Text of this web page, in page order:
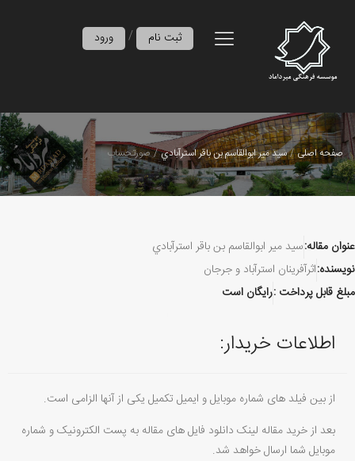
ورود / ثبت نام
صفحه اصلی سيد مير ابوالقاسم بن باقر استرآبادي صورتحساب
عنوان مقاله:سيد مير ابوالقاسم بن باقر استرآبادي
نویسنده:اثرآفرينان استرآباد و جرجان
مبلغ قابل پرداخت :رایگان است
اطلاعات خریدار:
از بین فیلد های شماره موبایل و ایمیل تکمیل یکی از آنها الزامی است.
بعد از خرید مقاله لینک دانلود فایل های مقاله به پست الکترونیک و شماره
موبایل شما ارسال خواهد شد.